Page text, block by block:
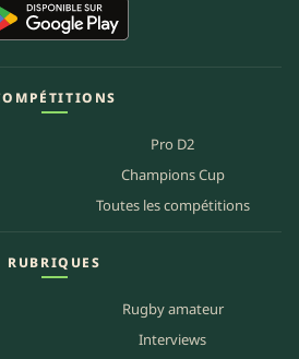
Pro D2
Champions Cup
Toutes les compétitions
RUBRIQUES
Rugby amateur
Interviews